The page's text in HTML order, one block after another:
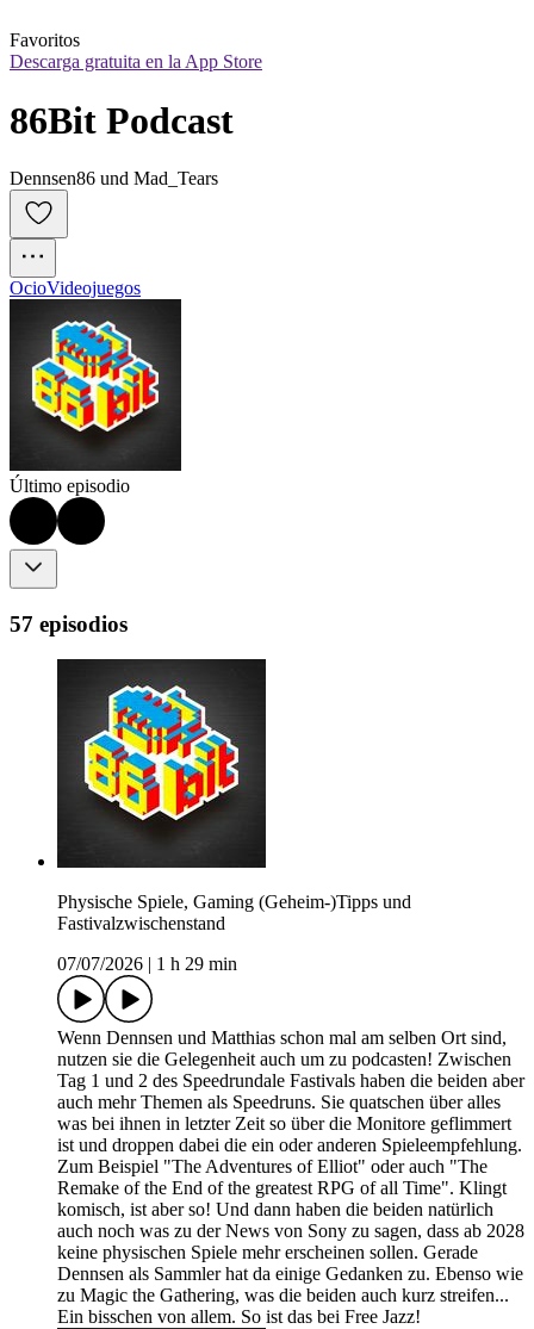
Favoritos
Descarga gratuita en la App Store
86Bit Podcast
Dennsen86 und Mad_Tears
OcioVideojuegos
Último episodio
57 episodios
Physische Spiele, Gaming (Geheim-)Tipps und
Fastivalzwischenstand
07/07/2026
1 h 29 min
Wenn Dennsen und Matthias schon mal am selben Ort sind,
nutzen sie die Gelegenheit auch um zu podcasten! Zwischen
Tag 1 und 2 des Speedrundale Fastivals haben die beiden aber
auch mehr Themen als Speedruns. Sie quatschen über alles
was bei ihnen in letzter Zeit so über die Monitore geflimmert
ist und droppen dabei die ein oder anderen Spieleempfehlung.
Zum Beispiel "The Adventures of Elliot" oder auch "The
Remake of the End of the greatest RPG of all Time". Klingt
komisch, ist aber so! Und dann haben die beiden natürlich
auch noch was zu der News von Sony zu sagen, dass ab 2028
keine physischen Spiele mehr erscheinen sollen. Gerade
Dennsen als Sammler hat da einige Gedanken zu. Ebenso wie
zu Magic the Gathering, was die beiden auch kurz streifen...
Ein bisschen von allem. So ist das bei Free Jazz!